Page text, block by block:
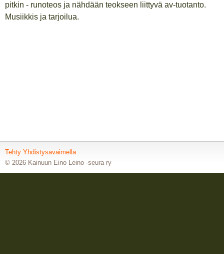
pitkin - runoteos ja nähdään teokseen liittyvä av-tuotanto.
Musiikkis ja tarjoilua.
Tehty Yhdistysavaimella
© 2026 Kainuun Eino Leino -seura ry